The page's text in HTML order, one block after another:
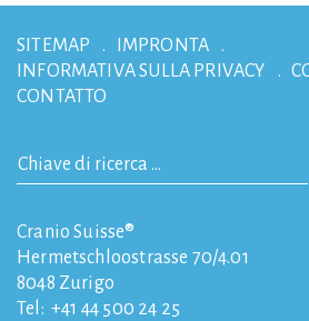
SITEMAP
IMPRONTA
INFORMATIVA SULLA PRIVACY
CONTATTO
Cranio Suisse®
Hermetschloostrasse 70/4.01
8048 Zurigo
Tel: +41 44 500 24 25